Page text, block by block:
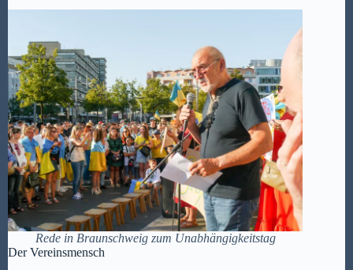
Rede in Braunschweig zum Unabhängigkeitstag
Der Vereinsmensch